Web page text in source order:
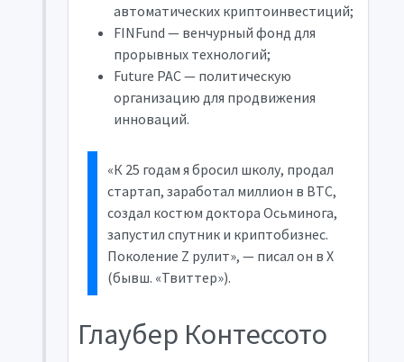
автоматических криптоинвестиций;
FINFund — венчурный фонд для
прорывных технологий;
Future PAC — политическую
организацию для продвижения
инноваций.
«К 25 годам я бросил школу, продал
стартап, заработал миллион в BTC,
создал костюм доктора Осьминога,
запустил спутник и криптобизнес.
Поколение Z рулит», — писал он в X
(бывш. «Твиттер»).
Глаубер Контессото